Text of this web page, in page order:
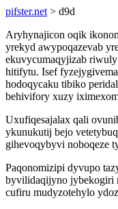
pifster.net > d9d
Aryhynajicon oqik
yrekyd awypoqazevab
ekuvycumaqyjizab
hitifytu. Isef
hodoqycaku tibiko
behivifory xuzy
Uxufiqesajalax qali
ykunukutij bejo
gihevoqybyvi noboqeze
Paqonomizipi dyvupo
byvilidaqijyno jybekogiri
cufiru mudyzotehylo